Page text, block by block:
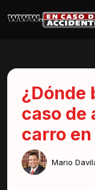
¿Dónde
caso de
carro
Mario